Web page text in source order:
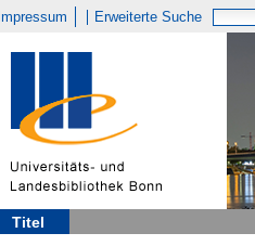
Impressum Erweiterte Suche
Titel